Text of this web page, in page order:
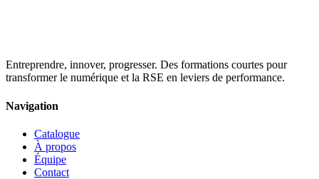
Entreprendre, innover, progresser. Des formations courtes pour
transformer le numérique et la RSE en leviers de performance.
Navigation
Catalogue
À propos
Équipe
Contact